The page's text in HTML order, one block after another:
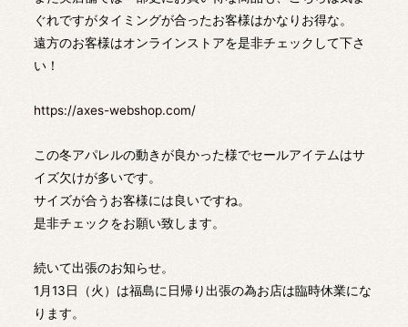
ぐれですがタイミングが合ったお客様はかなりお得な。
遠方のお客様はオンラインストアを是非チェックして下さ
い！
https://axes-webshop.com/
この冬アパレルの動きが良かった様でセールアイテムはサ
イズ欠けが多いです。
サイズが合うお客様には良いですね。
是非チェックをお願い致します。
続いて出張のお知らせ。
1月13日（火）は福島に日帰り出張の為お店は臨時休業にな
ります。